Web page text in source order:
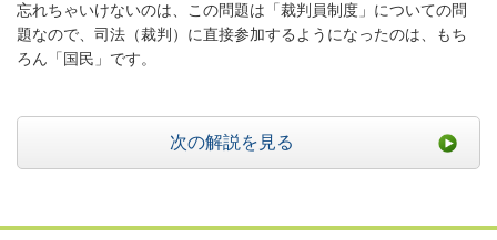
忘れちゃいけないのは、この問題は「裁判員制度」についての問
題なので、司法（裁判）に直接参加するようになったのは、もち
ろん「国民」です。
次の解説を見る